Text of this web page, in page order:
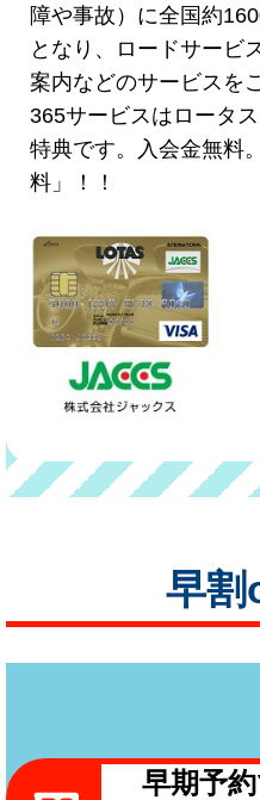
障や事故）に全国約
となり、ロードサービ
案内などのサービスを
365サービスはロータ
特典です。入会金無
料」！！
早割
早期予